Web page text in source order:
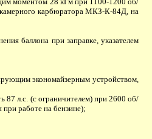
карбюратора МКЗ-К-84Д, на
баллона при заправке, указателем
экономайзерным устройством,
л.с. (с ограничителем) при 2600 об/
работе на бензине);